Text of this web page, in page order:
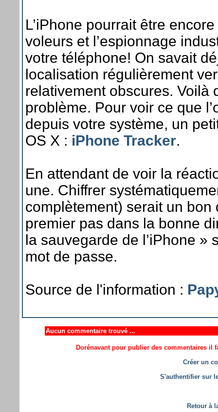
L’iPhone pourrait être
voleurs et l’espionnage
votre téléphone! On savait
localisation régulièrement
relativement obscures. Voilà
problème. Pour voir ce que
depuis votre système, un
OS X : iPhone Tracker.
En attendant de voir la
une. Chiffrer
complètement) serait un
premier pas dans la bonne
la sauvegarde de l’iPhone »
mot de passe.
Source de l'information :
Aucun commentaire trouvé ...
Dorénavant pour publier des commentaires il
Créer un
S'authentifier sur
Retour à